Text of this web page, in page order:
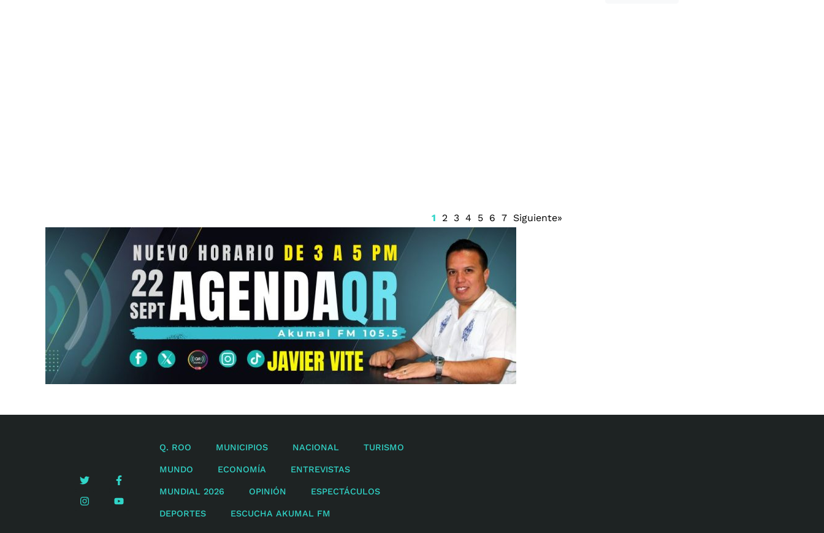
1 2 3 4 5 6 7 Siguiente»
Q. ROO MUNICIPIOS NACIONAL TURISMO
MUNDO ECONOMÍA ENTREVISTAS
MUNDIAL 2026 OPINIÓN ESPECTÁCULOS
DEPORTES ESCUCHA AKUMAL FM